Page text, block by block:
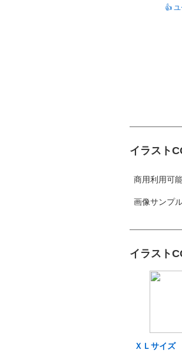
👍
イラスト
商用利用可
画像サンプ
イラスト
ＸＬサイ